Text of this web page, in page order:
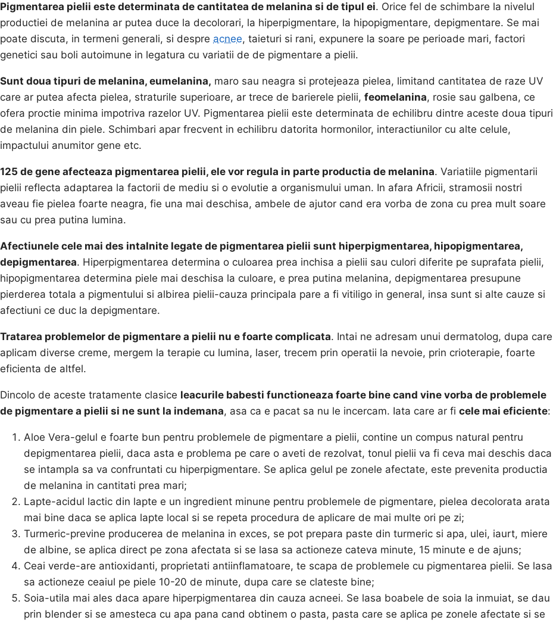
Pigmentarea pielii este determinata de cantitatea de melanina si de tipul ei. Orice fel de schimbare la nivelul
productiei de melanina ar putea duce la decolorari, la hiperpigmentare, la hipopigmentare, depigmentare. Se mai
poate discuta, in termeni generali, si despre acnee, taieturi si rani, expunere la soare pe perioade mari, factori
genetici sau boli autoimune in legatura cu variatii de de pigmentare a pielii.
Sunt doua tipuri de melanina, eumelanina, maro sau neagra si protejeaza pielea, limitand cantitatea de raze UV
care ar putea afecta pielea, straturile superioare, ar trece de barierele pielii, feomelanina, rosie sau galbena, ce
ofera proctie minima impotriva razelor UV. Pigmentarea pielii este determinata de echilibru dintre aceste doua tipuri
de melanina din piele. Schimbari apar frecvent in echilibru datorita hormonilor, interactiunilor cu alte celule,
impactului anumitor gene etc.
125 de gene afecteaza pigmentarea pielii, ele vor regula in parte productia de melanina. Variatiile pigmentarii
pielii reflecta adaptarea la factorii de mediu si o evolutie a organismului uman. In afara Africii, stramosii nostri
aveau fie pielea foarte neagra, fie una mai deschisa, ambele de ajutor cand era vorba de zona cu prea mult soare
sau cu prea putina lumina.
Afectiunele cele mai des intalnite legate de pigmentarea pielii sunt hiperpigmentarea, hipopigmentarea,
depigmentarea. Hiperpigmentarea determina o culoarea prea inchisa a pielii sau culori diferite pe suprafata pielii,
hipopigmentarea determina piele mai deschisa la culoare, e prea putina melanina, depigmentarea presupune
pierderea totala a pigmentului si albirea pielii-cauza principala pare a fi vitiligo in general, insa sunt si alte cauze si
afectiuni ce duc la depigmentare.
Tratarea problemelor de pigmentare a pielii nu e foarte complicata. Intai ne adresam unui dermatolog, dupa care
aplicam diverse creme, mergem la terapie cu lumina, laser, trecem prin operatii la nevoie, prin crioterapie, foarte
eficienta de altfel.
Dincolo de aceste tratamente clasice leacurile babesti functioneaza foarte bine cand vine vorba de problemele
de pigmentare a pielii si ne sunt la indemana, asa ca e pacat sa nu le incercam. Iata care ar fi cele mai eficiente:
Aloe Vera-gelul e foarte bun pentru problemele de pigmentare a pielii, contine un compus natural pentru
depigmentarea pielii, daca asta e problema pe care o aveti de rezolvat, tonul pielii va fi ceva mai deschis daca
se intampla sa va confruntati cu hiperpigmentare. Se aplica gelul pe zonele afectate, este prevenita productia
de melanina in cantitati prea mari;
Lapte-acidul lactic din lapte e un ingredient minune pentru problemele de pigmentare, pielea decolorata arata
mai bine daca se aplica lapte local si se repeta procedura de aplicare de mai multe ori pe zi;
Turmeric-previne producerea de melanina in exces, se pot prepara paste din turmeric si apa, ulei, iaurt, miere
de albine, se aplica direct pe zona afectata si se lasa sa actioneze cateva minute, 15 minute e de ajuns;
Ceai verde-are antioxidanti, proprietati antiinflamatoare, te scapa de problemele cu pigmentarea pielii. Se lasa
sa actioneze ceaiul pe piele 10-20 de minute, dupa care se clateste bine;
Soia-utila mai ales daca apare hiperpigmentarea din cauza acneei. Se lasa boabele de soia la inmuiat, se dau
prin blender si se amesteca cu apa pana cand obtinem o pasta, pasta care se aplica pe zonele afectate si se